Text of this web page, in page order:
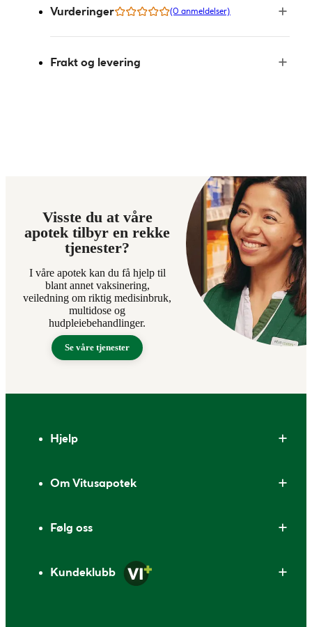
Vurderinger (0 anmeldelser)
Frakt og levering
Visste du at våre
apotek tilbyr en rekke
tjenester?
I våre apotek kan du få hjelp til
blant annet vaksinering,
veiledning om riktig medisinbruk,
multidose og
hudpleiebehandlinger.
Se våre tjenester
Hjelp
Om Vitusapotek
Følg oss
Kundeklubb